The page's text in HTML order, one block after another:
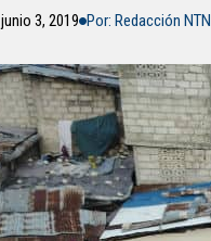
junio 3, 2019 Por: Redacción